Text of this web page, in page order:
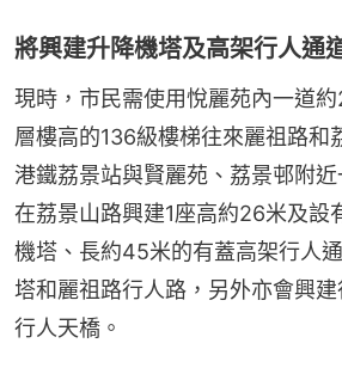
將興建升降機塔及高架行人通
現時，市民需使用悅麗苑內一道
層樓高的136級樓梯往來麗祖路和
港鐵荔景站與賢麗苑、荔景邨附近
在荔景山路興建1座高約26米及設
機塔、長約45米的有蓋高架行人
塔和麗祖路行人路，另外亦會興
行人天橋。